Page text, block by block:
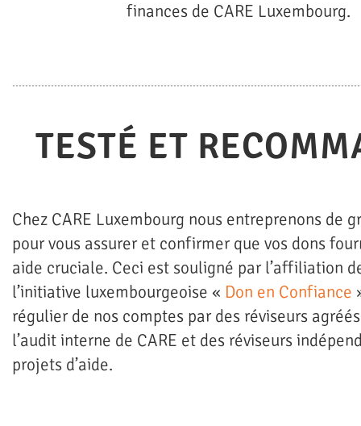
finances de CARE Luxembourg.
TESTÉ ET
Chez CARE Luxembourg nous entreprenons de
pour vous assurer et confirmer que vos dons
aide cruciale. Ceci est souligné par l’affiliation
l’initiative luxembourgeoise « Don en Confiance
régulier de nos comptes par des réviseurs
l’audit interne de CARE et des réviseurs
projets d’aide.